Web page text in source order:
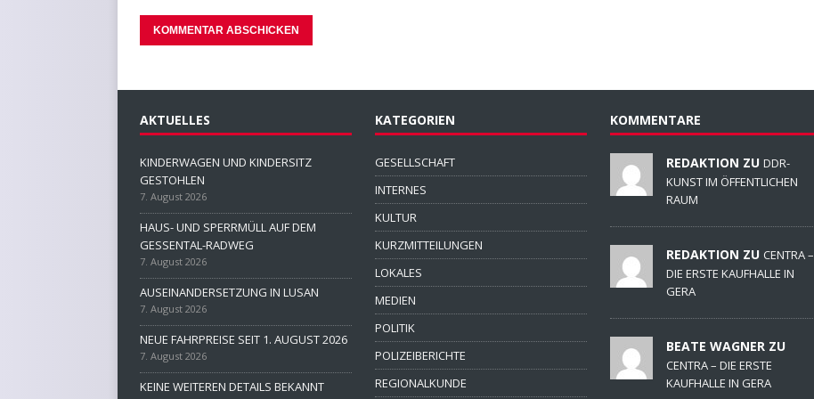
AKTUELLES
KINDERWAGEN UND KINDERSITZ
GESTOHLEN
7. August 2026
HAUS- UND SPERRMÜLL AUF DEM
GESSENTAL-RADWEG
7. August 2026
AUSEINANDERSETZUNG IN LUSAN
7. August 2026
NEUE FAHRPREISE SEIT 1. AUGUST 2026
7. August 2026
KEINE WEITEREN DETAILS BEKANNT
KATEGORIEN
GESELLSCHAFT
INTERNES
KULTUR
KURZMITTEILUNGEN
LOKALES
MEDIEN
POLITIK
POLIZEIBERICHTE
REGIONALKUNDE
KOMMENTARE
REDAKTION ZU DDR-
KUNST IM ÖFFENTLICHEN
RAUM
REDAKTION ZU CENTRA –
DIE ERSTE KAUFHALLE IN
GERA
BEATE WAGNER ZU
CENTRA – DIE ERSTE
KAUFHALLE IN GERA